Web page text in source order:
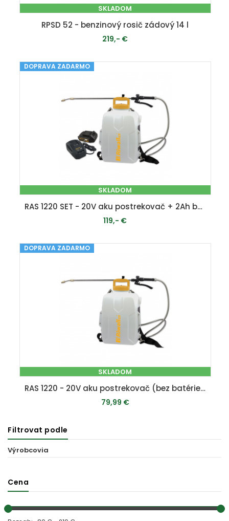
SKLADOM
RPSD 52 - benzinový rosič zádový 14 l
219,- €
PRIDAŤ DO KOŠÍKA
DOPRAVA ZADARMO
SKLADOM
RAS 1220 SET - 20V aku postrekovač + 2Ah batéria + nabíjačka 2,4 A
119,- €
PRIDAŤ DO KOŠÍKA
DOPRAVA ZADARMO
SKLADOM
RAS 1220 - 20V aku postrekovač (bez batérie a nabíjačky)
79,99 €
Filtrovat podle
Výrobcovia
Cena